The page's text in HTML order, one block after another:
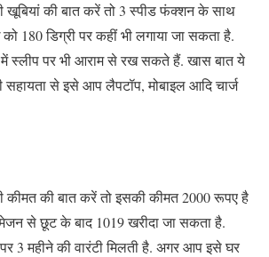
की बात करें तो 3 स्पीड फंक्शन के साथ
180 डिग्री पर कहीं भी लगाया जा सकता है.
स्लीप पर भी आराम से रख सकते हैं. खास बात ये
सहायता से इसे आप लैपटॉप, मोबाइल आदि चार्ज
की बात करें तो इसकी कीमत 2000 रूपए है
से छूट के बाद 1019 खरीदा जा सकता है.
3 महीने की वारंटी मिलती है. अगर आप इसे घर